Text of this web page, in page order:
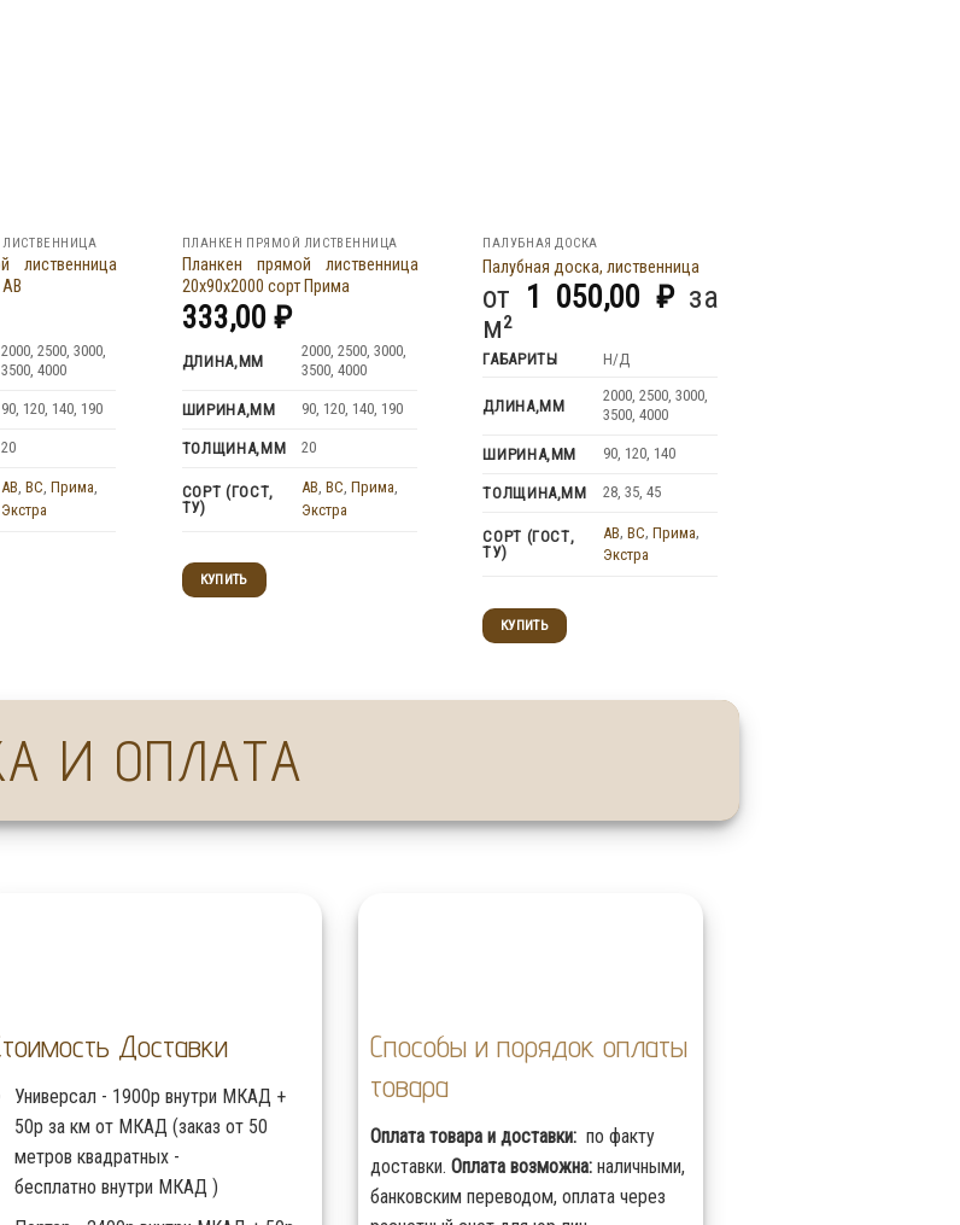
лиственница
АВ
2000, 2500, 3000,
3500, 4000
90, 120, 140, 190
20
AB, BC, Прима,
Экстра
ПЛАНКЕН ПРЯМОЙ ЛИСТВЕННИЦА
Планкен прямой лиственница
20x90x2000 сорт Прима
333,00 ₽
ДЛИНА,ММ
2000, 2500, 3000,
3500, 4000
ШИРИНА,ММ 90, 120, 140, 190
ТОЛЩИНА,ММ 20
СОРТ (ГОСТ,
ТУ)
AB,BC,Прима,
Экстра
КУПИТЬ
ПАЛУБНАЯ ДОСКА
Палубная доска, лиственница
от 1 050,00 ₽за
м²
ГАБАРИТЫ Н/Д
ДЛИНА,ММ
2000, 2500, 3000,
3500, 4000
ШИРИНА,ММ 90, 120, 140
ТОЛЩИНА,ММ 28, 35, 45
СОРТ (ГОСТ,
ТУ)
AB, BC, Прима,
Экстра
КУПИТЬ
И ОПЛАТА
Доставки
Универсал - 1900р внутри МКАД +
50р за км от МКАД (заказ от 50
метров квадратных -
бесплатно внутри МКАД )
Способы и порядок оплаты
товара
Оплата товара и доставки:по факту
доставки. Оплата возможна:наличными,
банковским переводом, оплата через